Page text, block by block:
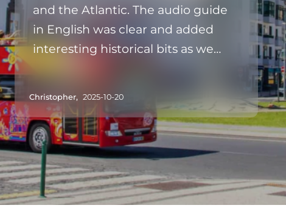
and the Atlantic. The audio guide
in English was clear and added
interesting historical bits as we
passed the Pico dos Barcelos
Christopher, 2025-10-20